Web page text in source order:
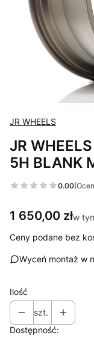
JR WHEELS
JR
5H BLANK
0.00
Cena
1 650,00 złw
w
Ceny podane bez
Wyceń montaż w
Ilość
szt.
Dostępność: